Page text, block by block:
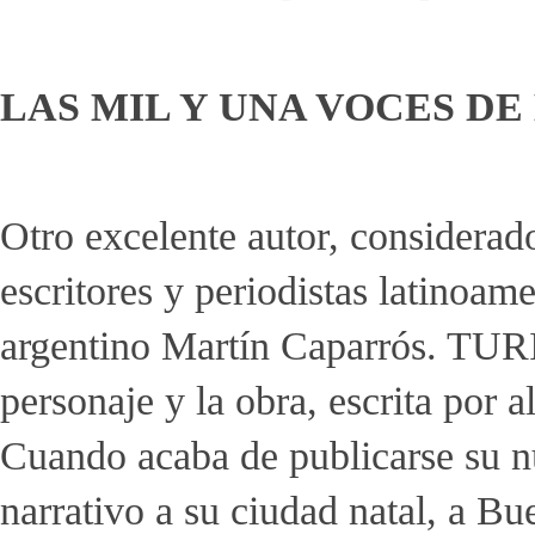
LAS MIL Y UNA VOCES
Otro excelente autor,
escritores y periodistas
argentino Martín Caparrós.
personaje y la obra, escrita por
Cuando acaba de publicarse su
narrativo a su ciudad natal, a